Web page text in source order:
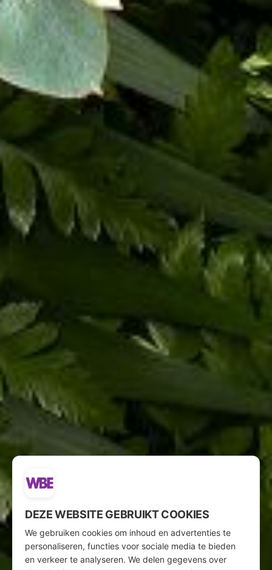
DEZE WEBSITE GEBRUIKT COOKIES
We gebruiken cookies om inhoud en advertenties te
personaliseren, functies voor sociale media te bieden
en verkeer te analyseren. We delen gegevens over